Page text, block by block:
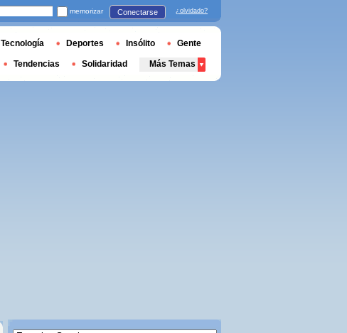
memorizar Conectarse ¿olvidado?
Tecnología Deportes Insólito Gente
Tendencias Solidaridad Más Temas